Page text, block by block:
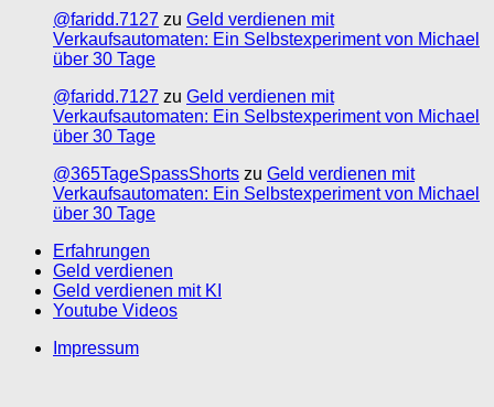
@faridd.7127 zu Geld verdienen mit
Verkaufsautomaten: Ein Selbstexperiment von Michael
über 30 Tage
@faridd.7127 zu Geld verdienen mit
Verkaufsautomaten: Ein Selbstexperiment von Michael
über 30 Tage
@365TageSpassShorts zu Geld verdienen mit
Verkaufsautomaten: Ein Selbstexperiment von Michael
über 30 Tage
Erfahrungen
Geld verdienen
Geld verdienen mit KI
Youtube Videos
Impressum